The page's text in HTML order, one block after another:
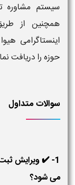
سیستم مشاوره
همچنین از
اینستاگرامی
حوزه را دریافت
سوالات متداول
می شود؟